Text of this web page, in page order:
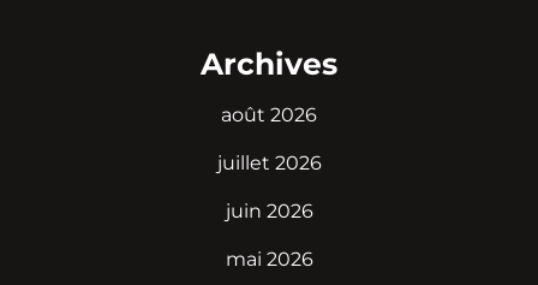
Archives
août 2026
juillet 2026
juin 2026
mai 2026